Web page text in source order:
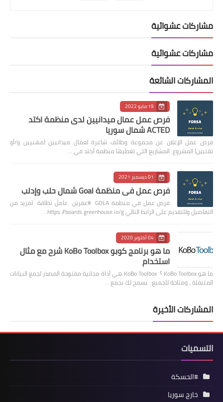
مشاركات عشوائية
مشاركات عشوائية
المشاركات الشائعة
19 مايو 2022
فرص عمل عمال ميدانيين لدى منظمة اكتد
ACTED شمال سوريا
فرص عمل الإعلان عن مجموعة وظائف شاغرة لعمال ميدانيين (مهنيين و/أو
تقنيين) المشروع: المشاريع التي تغطيها منظمة أكتد في …
01 ديسمبر 2021
فرص عمل في منظمة Goal شمال حلب وإدلب
فرص عمل في منظمة GOLA #عفرين عامل نظافة لمزيد من
التفاصيل وللتقديم على الرابط التالي https://boards.greenhouse.io/g…
04 أكتوبر 2020
ما هو برنامج كوبو KoBo Toolbox شرح مع مثال
استخدام
ما هو KoBo Toolbox ؟ KoBo Toolbox هي أداة مجانية مفتوحة المصدر لجمع البيانات
المتنقلة ، ومتاحة للجميع. يسمح لك بجمع …
المشاركات الأخيرة
التسميات
#الحسكة
خارج سوريا